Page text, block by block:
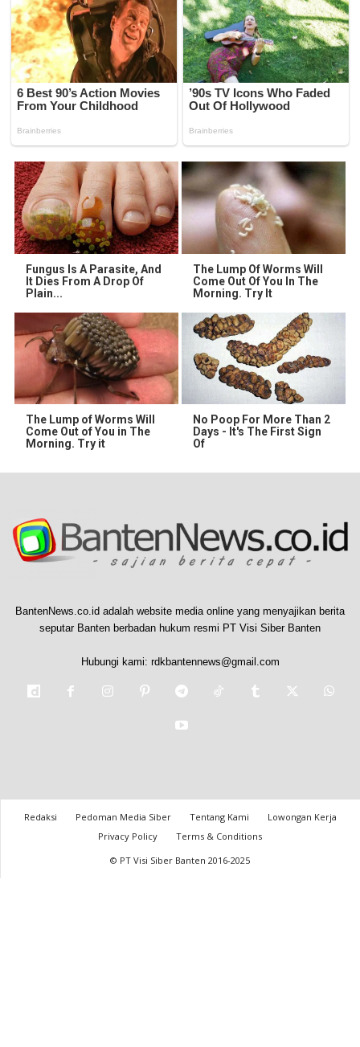
Fungus Is A Parasite, And
It Dies From A Drop Of
Plain...
The Lump Of Worms Will
Come Out Of You In The
Morning. Try It
The Lump of Worms Will
Come Out of You in The
Morning. Try it
No Poop For More Than 2
Days - It's The First Sign
Of
BantenNews.co.id adalah website media online yang menyajikan berita
seputar Banten berbadan hukum resmi PT Visi Siber Banten
Hubungi kami: rdkbantennews@gmail.com
Redaksi Pedoman Media Siber Tentang Kami
Lowongan Kerja
Privacy Policy
Terms & Conditions
© PT Visi Siber Banten 2016-2025